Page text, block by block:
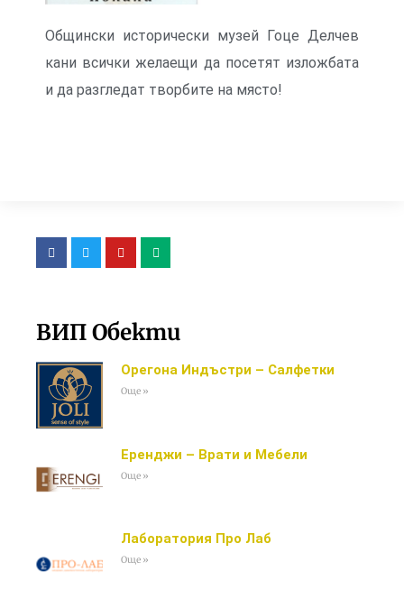
Общински исторически музей Гоце Делчев
кани всички желаещи да посетят изложбата
и да разгледат творбите на място!
ВИП Обекти
Орегона Индъстри – Салфетки
Още »
Еренджи – Врати и Мебели
Още »
Лаборатория Про Лаб
Още »